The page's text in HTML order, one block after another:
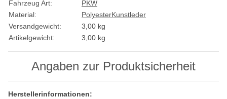
Fahrzeug Art:
PKW
Material:
PolyesterKunstleder
Versandgewicht:
3,00 kg
Artikelgewicht:
3,00 kg
Angaben zur Produktsicherheit
Herstellerinformationen: